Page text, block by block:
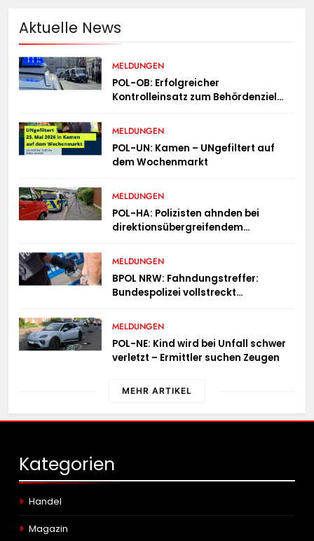
Aktuelle News
MELDUNGEN
POL-OB: Erfolgreicher
Kontrolleinsatz zum Behördenziel
MELDUNGEN
POL-UN: Kamen – UNgefiltert auf
dem Wochenmarkt
MELDUNGEN
POL-HA: Polizisten ahnden bei
direktionsübergreifendem
MELDUNGEN
BPOL NRW: Fahndungstreffer:
Bundespolizei vollstreckt
MELDUNGEN
POL-NE: Kind wird bei Unfall schwer
verletzt – Ermittler suchen Zeugen
MEHR ARTIKEL
Kategorien
Handel
Magazin